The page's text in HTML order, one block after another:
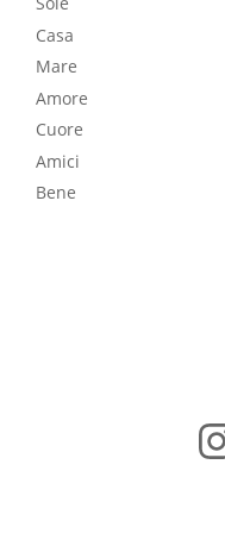
Casa
Mare
Amore
Cuore
Amici
Bene